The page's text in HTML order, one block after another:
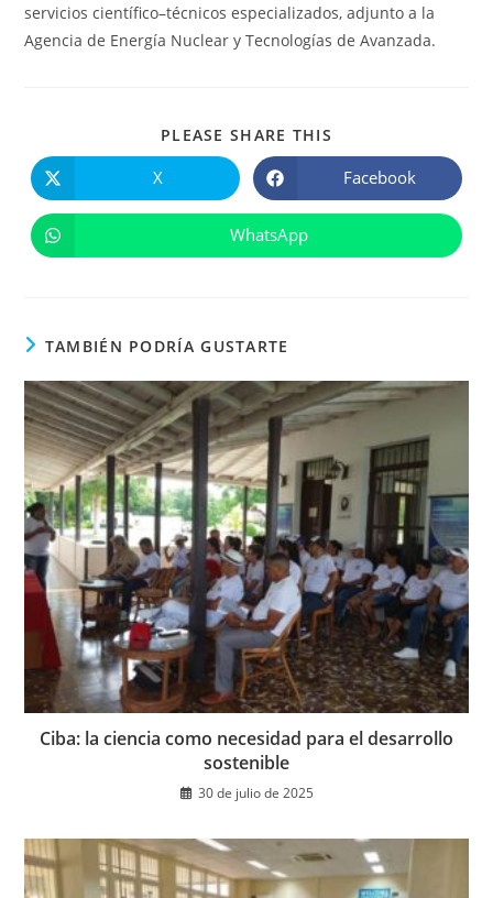
servicios científico–técnicos especializados, adjunto a la
Agencia de Energía Nuclear y Tecnologías de Avanzada.
PLEASE SHARE THIS
abre
en
ventana
X Se
abre
en
ventana
Facebook
Se
abre
WhatsApp
TAMBIÉN PODRÍA GUSTARTE
Ciba: la ciencia como necesidad para el desarrollo
sostenible
30 de julio de 2025